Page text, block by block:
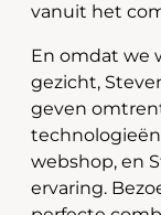
vanuit het
En omdat we
gezicht,
geven
webshop, en
ervaring.